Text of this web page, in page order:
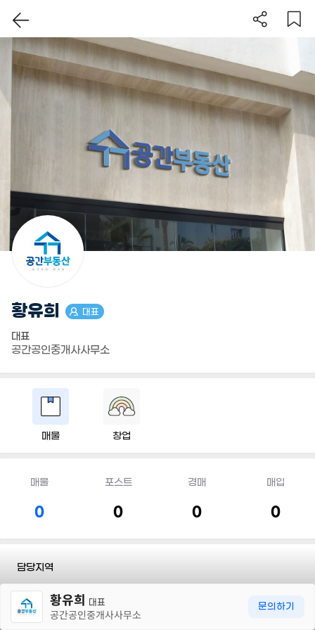
황유희 대표
대표
공간공인중개사사무소
매물 창업
매물
0
포스트
0
경매
0
매입
0
담당지역
전화 황유희 대표
공간공인중개사사무소
문의하기